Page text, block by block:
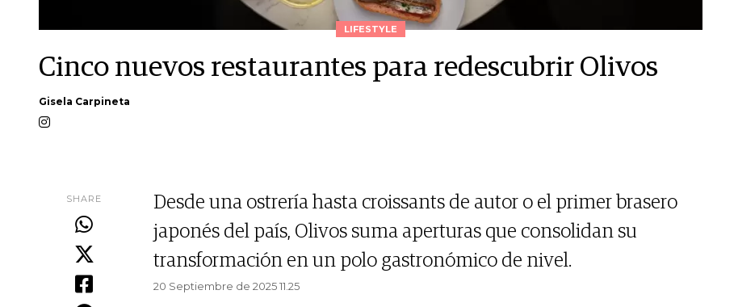
LIFESTYLE
Cinco nuevos restaurantes para redescubrir Olivos
Gisela Carpineta
SHARE
Desde una ostrería hasta croissants de autor o el primer brasero
japonés del país, Olivos suma aperturas que consolidan su
transformación en un polo gastronómico de nivel.
20 Septiembre de 2025 11.25